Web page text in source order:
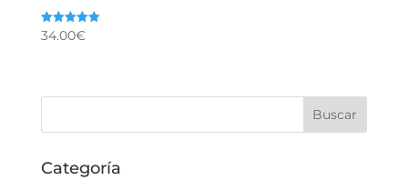
Valorado
34.00€
Categoría